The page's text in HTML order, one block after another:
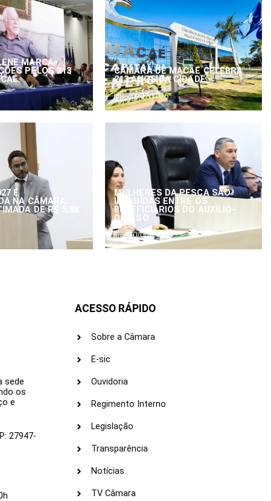
MARCA
PELOS 213
CÂMARA DE MACAÉ CELEBRA
213 ANOS DA CIDADE
27/07/2026
É
NA CÂMARA:
DE R$ 5,88
MULHERES DA PESCA SÃO
INCLUÍDAS ENTRE OS
BENEFICIÁRIOS DO AUXÍLIO-
DEFESO
30/06/2026
sede
os
e
27947-
ACESSO RÁPIDO
Sobre a Câmara
E-sic
Ouvidoria
Regimento Interno
Legislação
Transparência
Notícias
TV Câmara